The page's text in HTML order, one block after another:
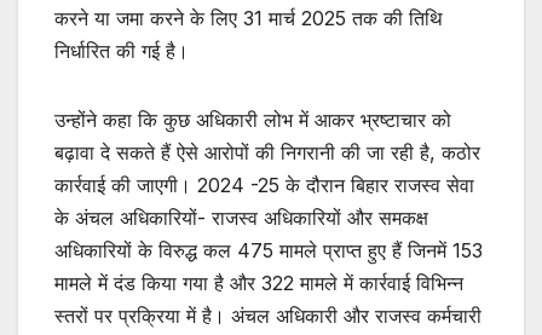
करने या जमा करने के लिए 31 मार्च 2025 तक की तिथि
निर्धारित की गई है।
उन्होंने कहा कि कुछ अधिकारी लोभ में आकर भ्रष्टाचार को
बढ़ावा दे सकते हैं ऐसे आरोपों की निगरानी की जा रही है, कठोर
कार्रवाई की जाएगी। 2024 -25 के दौरान बिहार राजस्व सेवा
के अंचल अधिकारियों- राजस्व अधिकारियों और समकक्ष
अधिकारियों के विरुद्ध कल 475 मामले प्राप्त हुए हैं जिनमें 153
मामले में दंड किया गया है और 322 मामले में कार्रवाई विभिन्न
स्तरों पर प्रक्रिया में है। अंचल अधिकारी और राजस्व कर्मचारी